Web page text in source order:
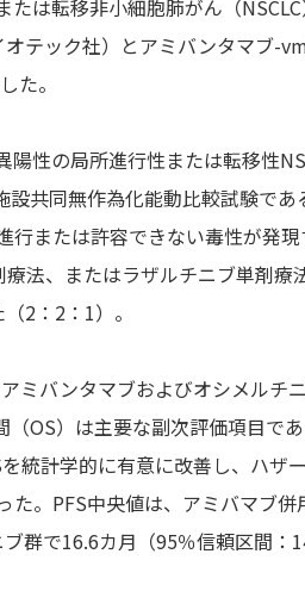
は転移非小細胞肺がん（
テック社）とアミバンタマブ-
た。
性の局所進行性または転移性
共同無作為化能動比較試験であ
行または許容できない毒性が発
法、またはラザルチニブ単剤療
2：2：1）。
ミバンタマブおよびオシメルチ
OS）は主要な副次評価項目で
統計学的に有意に改善し、ハザ
。PFS中央値は、アミバマブ併
群で16.6カ月（95％信頼区間：